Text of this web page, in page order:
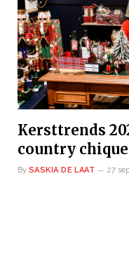
Kersttrends
country
By SASKIA DE LAAT 27